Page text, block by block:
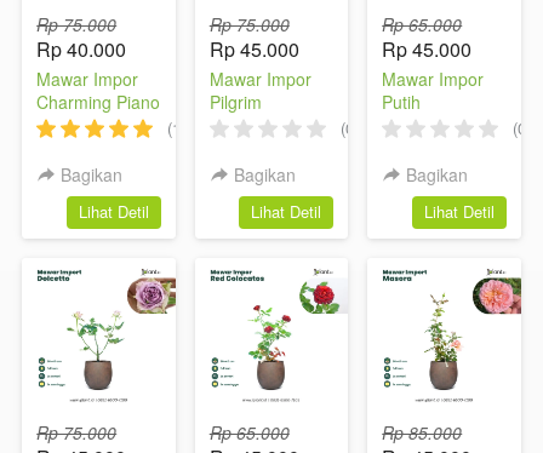
Rp 75.000
Rp 40.000
Mawar Impor
Charming Piano
(1)
Bagikan
`Lihat Detil
Rp 75.000
Rp 45.000
Mawar Impor
Pilgrim
(0)
Bagikan
`
Lihat Detil
Rp 65.000
Rp 45.000
Mawar Impor
Putih
(0)
Bagikan
`Lihat Detil
Rp 75.000 Rp 65.000 Rp 85.000